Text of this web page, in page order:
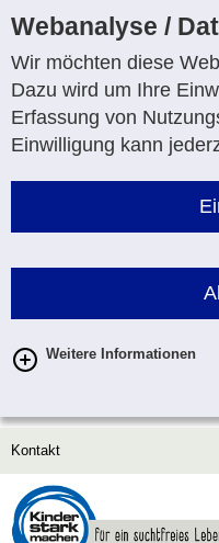
Webanalyse /
Wir möchten diese
Dazu wird um Ihre
Erfassung von
Einwilligung kann
Weitere Informationen
Kontakt
zur